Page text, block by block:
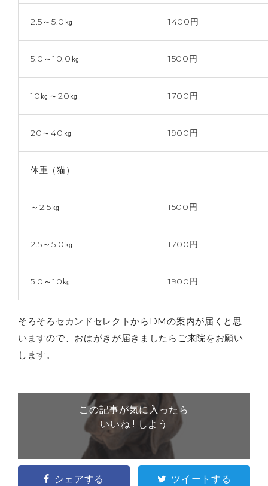
2.5～5.0㎏ 1400円
5.0～10.0㎏ 1500円
10㎏～20㎏ 1700円
20～40㎏ 1900円
体重（猫）
～2.5㎏ 1500円
2.5～5.0㎏ 1700円
5.0～10㎏ 1900円
そろそろセカンドセレクトからDMの案内が届くと思
いますので、おはがきが届きましたらご来院をお願い
します。
この記事が気に入ったら
いいね ! しよう
シェアする ツイートする